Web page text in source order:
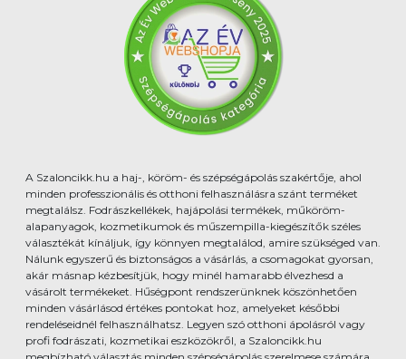
A Szaloncikk.hu a haj-, köröm- és szépségápolás szakértője, ahol
minden professzionális és otthoni felhasználásra szánt terméket
megtalálsz. Fodrászkellékek, hajápolási termékek, műköröm-
alapanyagok, kozmetikumok és műszempilla-kiegészítők széles
választékát kínáljuk, így könnyen megtalálod, amire szükséged van.
Nálunk egyszerű és biztonságos a vásárlás, a csomagokat gyorsan,
akár másnap kézbesítjük, hogy minél hamarabb élvezhesd a
vásárolt termékeket. Hűségpont rendszerünknek köszönhetően
minden vásárlásod értékes pontokat hoz, amelyeket későbbi
rendeléseidnél felhasználhatsz. Legyen szó otthoni ápolásról vagy
profi fodrászati, kozmetikai eszközökről, a Szaloncikk.hu